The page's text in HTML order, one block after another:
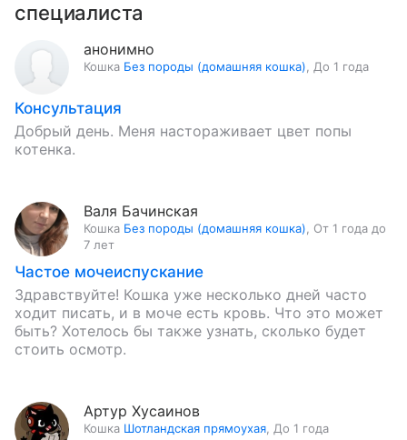
специалиста
анонимно
Кошка Без породы (домашняя кошка) До 1 года
Консультация
Добрый день. Меня настораживает цвет попы
котенка.
Валя Бачинская
Кошка Без породы (домашняя кошка)
От 1 года до
7 лет
Частое мочеиспускание
Здравствуйте! Кошка уже несколько дней часто
ходит писать, и в моче есть кровь. Что это может
быть? Хотелось бы также узнать, сколько будет
стоить осмотр.
Артур Хусаинов
Кошка Шотландская прямоухая До 1 года